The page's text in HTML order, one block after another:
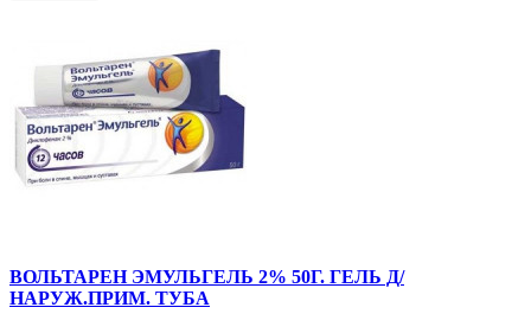
ВОЛЬТАРЕН ЭМУЛЬГЕЛЬ 2% 50Г. ГЕЛЬ Д/
НАРУЖ.ПРИМ. ТУБА